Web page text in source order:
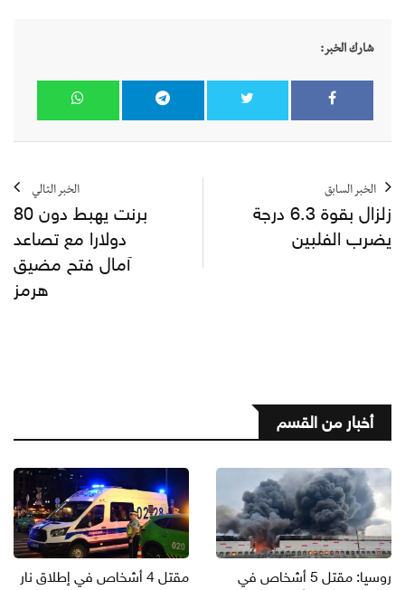
شارك الخبر:
الخبر السابق
زلزال بقوة 6.3 درجة
يضرب الفلبين
الخبر التالي
برنت يهبط دون 80
دولارا مع تصاعد
آمال فتح مضيق
هرمز
أخبار من القسم
روسيا: مقتل 5 أشخاص في
مقتل 4 أشخاص في إطلاق نار